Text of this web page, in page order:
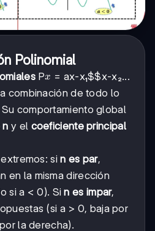
Polinomial
Px
x = ax-x₁$$x-x₂...
combinación de todo lo
comportamiento global
n y el coeficiente principal
sin es par,
en la misma dirección
si a < 0). Sin es impar,
(si a > 0, baja por
la derecha).